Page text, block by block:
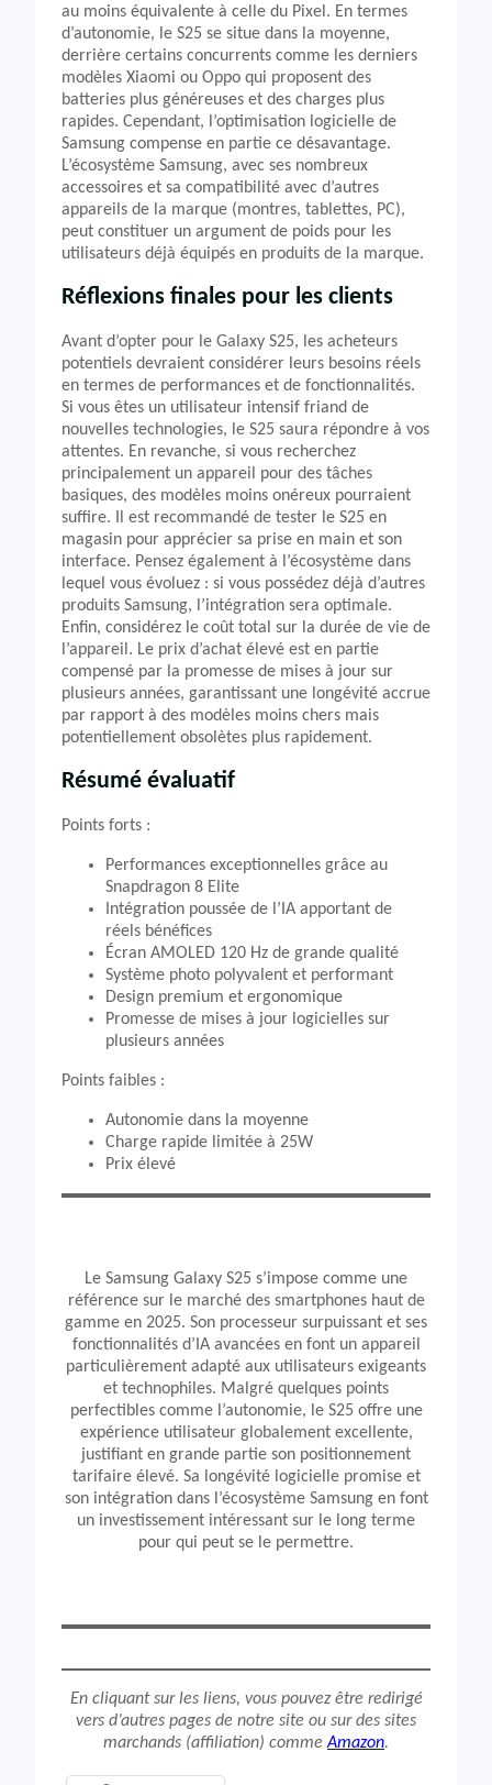
au moins équivalente à celle du Pixel. En termes
d’autonomie, le S25 se situe dans la moyenne,
derrière certains concurrents comme les derniers
modèles Xiaomi ou Oppo qui proposent des
batteries plus généreuses et des charges plus
rapides. Cependant, l’optimisation logicielle de
Samsung compense en partie ce désavantage.
L’écosystème Samsung, avec ses nombreux
accessoires et sa compatibilité avec d’autres
appareils de la marque (montres, tablettes, PC),
peut constituer un argument de poids pour les
utilisateurs déjà équipés en produits de la marque.
Réflexions finales pour les clients
Avant d’opter pour le Galaxy S25, les acheteurs
potentiels devraient considérer leurs besoins réels
en termes de performances et de fonctionnalités.
Si vous êtes un utilisateur intensif friand de
nouvelles technologies, le S25 saura répondre à vos
attentes. En revanche, si vous recherchez
principalement un appareil pour des tâches
basiques, des modèles moins onéreux pourraient
suffire. Il est recommandé de tester le S25 en
magasin pour apprécier sa prise en main et son
interface. Pensez également à l’écosystème dans
lequel vous évoluez : si vous possédez déjà d’autres
produits Samsung, l’intégration sera optimale.
Enfin, considérez le coût total sur la durée de vie de
l’appareil. Le prix d’achat élevé est en partie
compensé par la promesse de mises à jour sur
plusieurs années, garantissant une longévité accrue
par rapport à des modèles moins chers mais
potentiellement obsolètes plus rapidement.
Résumé évaluatif
Points forts :
Performances exceptionnelles grâce au
Snapdragon 8 Elite
Intégration poussée de l’IA apportant de
réels bénéfices
Écran AMOLED 120 Hz de grande qualité
Système photo polyvalent et performant
Design premium et ergonomique
Promesse de mises à jour logicielles sur
plusieurs années
Points faibles :
Autonomie dans la moyenne
Charge rapide limitée à 25W
Prix élevé
Le Samsung Galaxy S25 s’impose comme une
référence sur le marché des smartphones haut de
gamme en 2025. Son processeur surpuissant et ses
fonctionnalités d’IA avancées en font un appareil
particulièrement adapté aux utilisateurs exigeants
et technophiles. Malgré quelques points
perfectibles comme l’autonomie, le S25 offre une
expérience utilisateur globalement excellente,
justifiant en grande partie son positionnement
tarifaire élevé. Sa longévité logicielle promise et
son intégration dans l’écosystème Samsung en font
un investissement intéressant sur le long terme
pour qui peut se le permettre.
En cliquant sur les liens, vous pouvez être redirigé
vers d’autres pages de notre site ou sur des sites
marchands (affiliation) commeAmazon.